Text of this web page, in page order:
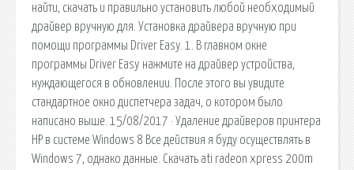
найти, скачать и правильно установить любой необходимый
драйвер вручную для. Установка драйвера вручную при
помощи программы Driver Easy. 1. В главном окне
программы Driver Easy нажмите на драйвер устройства,
нуждающегося в обновлении. После этого вы увидите
стандартное окно диспетчера задач, о котором было
написано выше. 15/08/2017 · Удаление драйверов принтера
HP в системе Windows 8 Все действия я буду осуществлять в
Windows 7, однако данные. Скачать ati radeon xpress 200m